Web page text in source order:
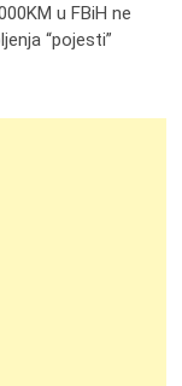
u FBiH ne
“pojesti”